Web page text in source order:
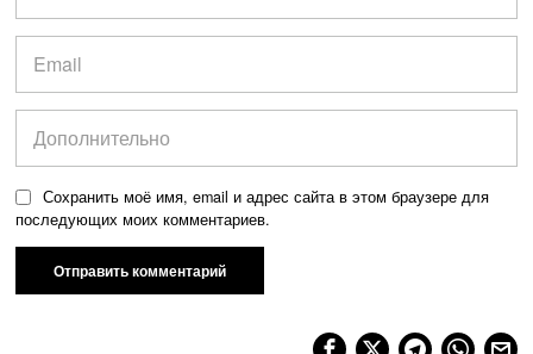
Сохранить моё имя, email и адрес сайта в этом браузере для
последующих моих комментариев.